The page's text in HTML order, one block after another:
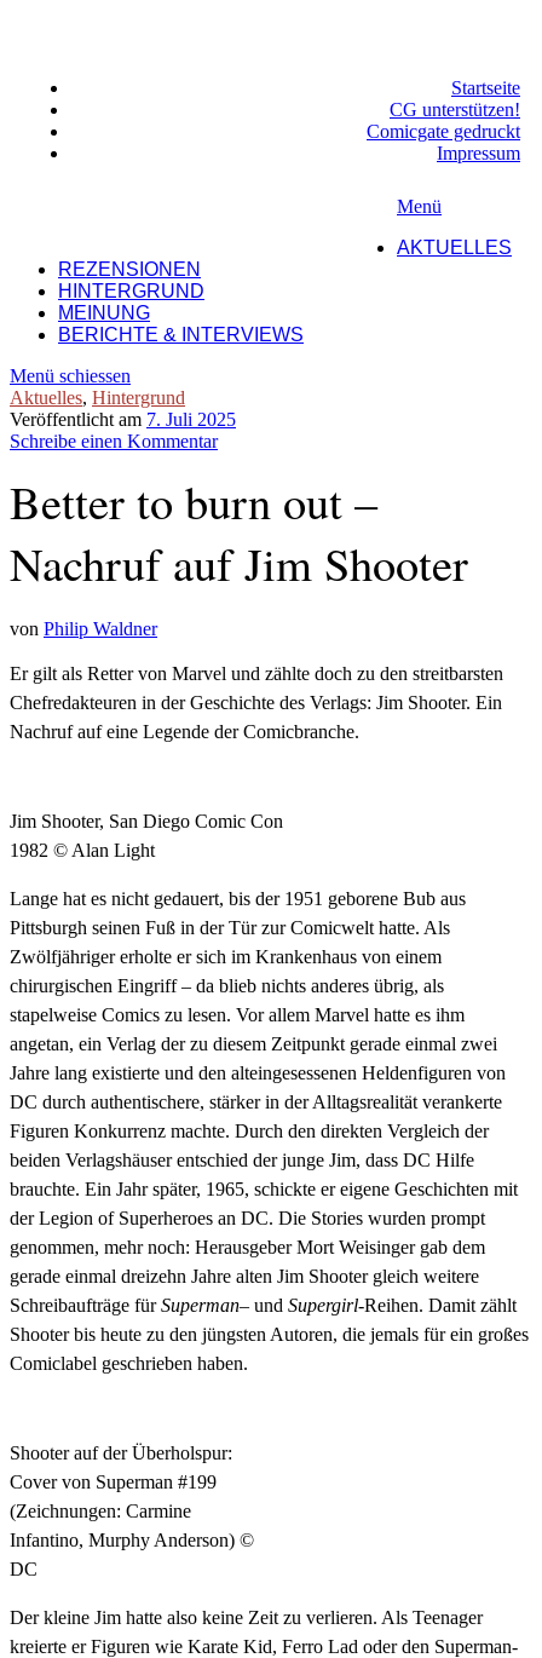
Startseite
CG unterstützen!
Comicgate gedruckt
Impressum
Menü
AKTUELLES
REZENSIONEN
HINTERGRUND
MEINUNG
BERICHTE & INTERVIEWS
Menü schiessen
Aktuelles, Hintergrund
Veröffentlicht am 7. Juli 2025
Schreibe einen Kommentar
Better to burn out –
Nachruf auf Jim Shooter
von Philip Waldner
Er gilt als Retter von Marvel und zählte doch zu den streitbarsten
Chefredakteuren in der Geschichte des Verlags: Jim Shooter. Ein
Nachruf auf eine Legende der Comicbranche.
Jim Shooter, San Diego Comic Con
1982 © Alan Light
Lange hat es nicht gedauert, bis der 1951 geborene Bub aus
Pittsburgh seinen Fuß in der Tür zur Comicwelt hatte. Als
Zwölfjähriger erholte er sich im Krankenhaus von einem
chirurgischen Eingriff – da blieb nichts anderes übrig, als
stapelweise Comics zu lesen. Vor allem Marvel hatte es ihm
angetan, ein Verlag der zu diesem Zeitpunkt gerade einmal zwei
Jahre lang existierte und den alteingesessenen Heldenfiguren von
DC durch authentischere, stärker in der Alltagsrealität verankerte
Figuren Konkurrenz machte. Durch den direkten Vergleich der
beiden Verlagshäuser entschied der junge Jim, dass DC Hilfe
brauchte. Ein Jahr später, 1965, schickte er eigene Geschichten mit
der Legion of Superheroes an DC. Die Stories wurden prompt
genommen, mehr noch: Herausgeber Mort Weisinger gab dem
gerade einmal dreizehn Jahre alten Jim Shooter gleich weitere
Schreibaufträge fürSuperman– und Supergirl-Reihen. Damit zählt
Shooter bis heute zu den jüngsten Autoren, die jemals für ein großes
Comiclabel geschrieben haben.
Shooter auf der Überholspur:
Cover von Superman #199
(Zeichnungen: Carmine
Infantino, Murphy Anderson) ©
DC
Der kleine Jim hatte also keine Zeit zu verlieren. Als Teenager
kreierte er Figuren wie Karate Kid, Ferro Lad oder den Superman-